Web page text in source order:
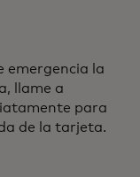
emergencia la
llame a
para
de la tarjeta.